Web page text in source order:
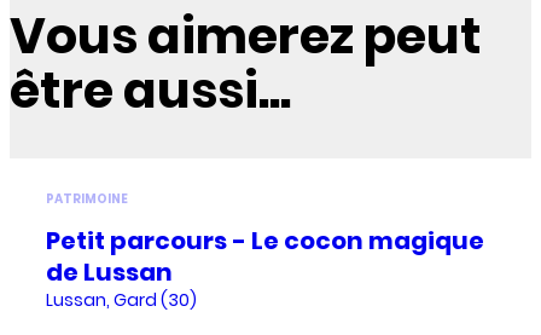
Vous aimerez peut
être aussi...
PATRIMOINE
Petit parcours - Le cocon magique
de Lussan
Lussan, Gard (30)